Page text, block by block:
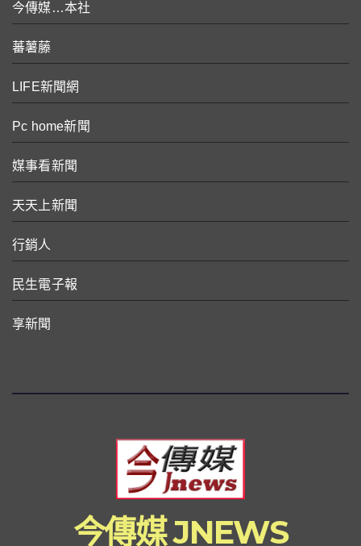
今傳媒…本社
蕃薯藤
LIFE新聞網
Pc home新聞
媒事看新聞
天天上新聞
行銷人
民生電子報
享新聞
今傳媒 JNEWS